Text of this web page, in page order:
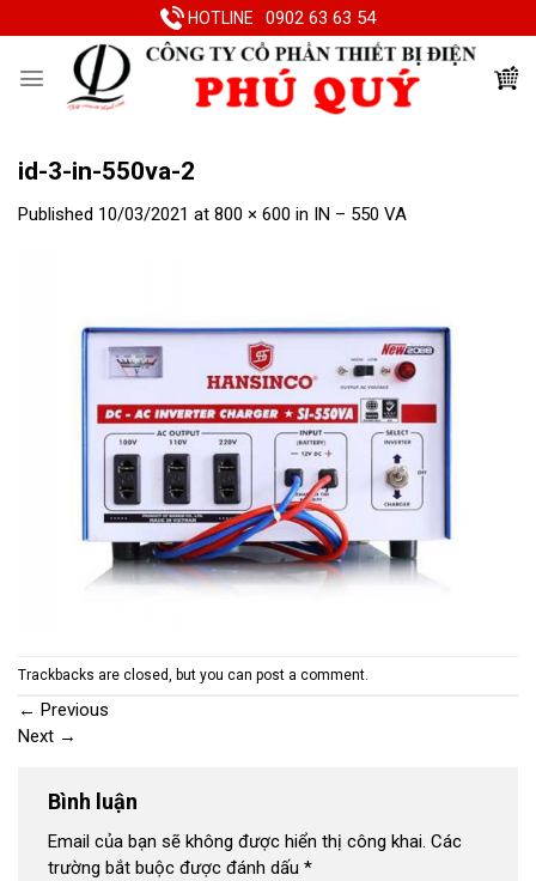
to
HOTLINE 0902 63 63 54
id-3-in-550va-2
Published 10/03/2021 at 800 × 600 in IN – 550 VA
Trackbacks are closed, but you can post a comment.
← Previous
Next →
Bình luận
Email của bạn sẽ không được hiển thị công khai. Các
trường bắt buộc được đánh dấu *